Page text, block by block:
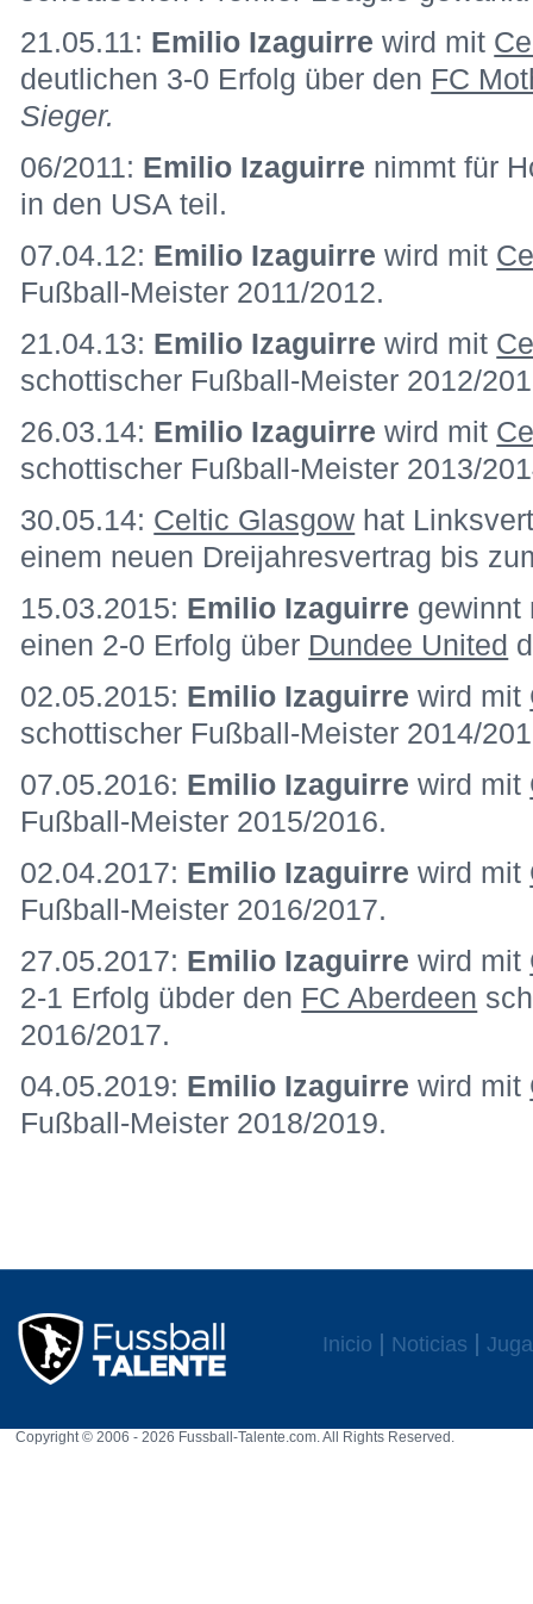
21.05.11: Emilio Izaguirre wird mit
deutlichen 3-0 Erfolg über den FC
Sieger.
06/2011: Emilio Izaguirre nimmt für
in den USA teil.
07.04.12: Emilio Izaguirre wird mit
Fußball-Meister 2011/2012.
21.04.13: Emilio Izaguirre wird mit
schottischer Fußball-Meister 2012/
26.03.14: Emilio Izaguirre wird mit
schottischer Fußball-Meister 2013/
30.05.14: Celtic Glasgow hat
einem neuen Dreijahresvertrag bis
15.03.2015: Emilio Izaguirre
einen 2-0 Erfolg über Dundee United
02.05.2015: Emilio Izaguirre wird mit
schottischer Fußball-Meister 2014/
07.05.2016: Emilio Izaguirre wird mit
Fußball-Meister 2015/2016.
02.04.2017: Emilio Izaguirre wird mit
Fußball-Meister 2016/2017.
27.05.2017: Emilio Izaguirre wird mit
2-1 Erfolg übder den FC Aberdeen
2016/2017.
04.05.2019: Emilio Izaguirre wird mit
Fußball-Meister 2018/2019.
Inicio Noticias
Copyright © 2006 - 2026 Fussball-Talente.com. All Rights Reserved.